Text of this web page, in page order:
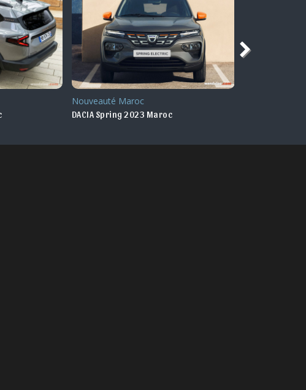
Nouveauté Maroc
DACIA Logan 2021 Maroc